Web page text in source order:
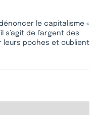
le capitalisme «
s’agit de l’argent des
leurs poches et oublient